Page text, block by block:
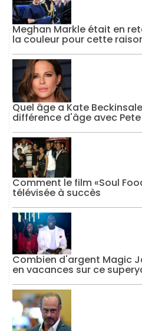
Meghan Markle était en
la couleur pour cette
Quel âge a Kate
différence d'âge avec
Comment le film «Soul
télévisée à succès
Combien d'argent Magic
en vacances sur ce